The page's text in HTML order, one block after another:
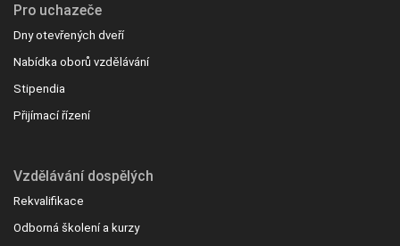
Pro uchazeče
Dny otevřených dveří
Nabídka oborů vzdělávání
Stipendia
Přijímací řízení
Vzdělávání dospělých
Rekvalifikace
Odborná školení a kurzy